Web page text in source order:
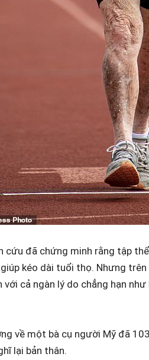
cứu đã chứng minh rằng tập
kéo dài tuổi thọ. Nhưng
với cả ngàn lý do chẳng hạn
về một bà cụ người Mỹ đã
lại bản thân.